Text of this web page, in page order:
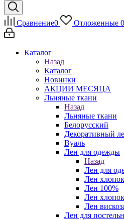
Сравнение0 Отложенные 0
Каталог
Назад
Каталог
Новинки
АКЦИИ МЕСЯЦА
Льняные ткани
Назад
Льняные ткани
Белорусский
Декоративный
Вуаль
Лен для одежды
Назад
Лен для
Лен
Лен 100%
Лен хлопок
Лен
Лен для